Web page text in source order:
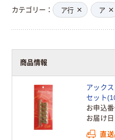
カテゴリー ア行 ア
商品情報
アック
セット
お申込
お届け日
直送